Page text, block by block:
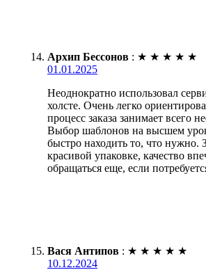
Архип Бессонов : ★ ★ ★ ★ ★
01.01.2025
Неоднократно использовал
холсте. Очень легко
процесс заказа занимает всего
Выбор шаблонов на высшем
быстро находить то, что нужно.
красивой упаковке, качество
обращаться еще, если
Вася Антипов : ★ ★ ★ ★ ★
10.12.2024